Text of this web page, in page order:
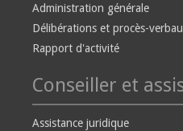
Administration générale
Délibérations et procès-
Rapport d'activité
Conseiller et
Assistance juridique